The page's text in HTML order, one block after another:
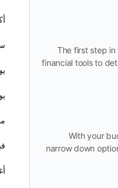
The first step in
financial tools to
With your
narrow down